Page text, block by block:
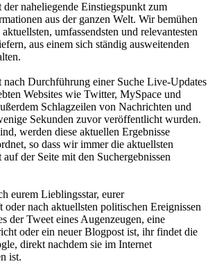
naheliegende Einstiegspunkt zum
aus der ganzen Welt. Wir bemühen
umfassendsten und relevantesten
aus einem sich ständig ausweitenden
nach Durchführung einer Suche Live-Updates
Websites wie Twitter, MySpace und
Schlagzeilen von Nachrichten und
Sekunden zuvor veröffentlicht wurden.
werden diese aktuellen Ergebnisse
so dass wir immer die aktuellsten
der Seite mit den Suchergebnissen
eurem Lieblingsstar, eurer
oder nach aktuellsten politischen Ereignissen
der Tweet eines Augenzeugen, eine
oder ein neuer Blogpost ist, ihr findet die
direkt nachdem sie im Internet
ist.